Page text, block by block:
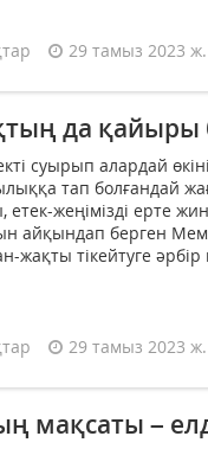
29 тамыз 2023 ж.
да қайыры
суырып алардай
тап болғандай
жеңімізді ерте
айқындап берген
жақты тікейтуге әрбір
29 тамыз 2023 ж.
мақсаты –